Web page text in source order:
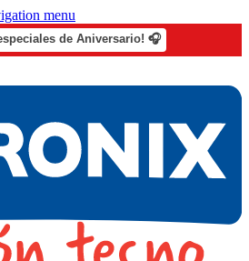
menu
de Aniversario! 🎧